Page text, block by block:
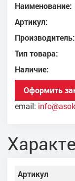
Наименование:
Артикул:
Производитель:
Тип товара:
Наличие:
Оформить
email:
Артикул